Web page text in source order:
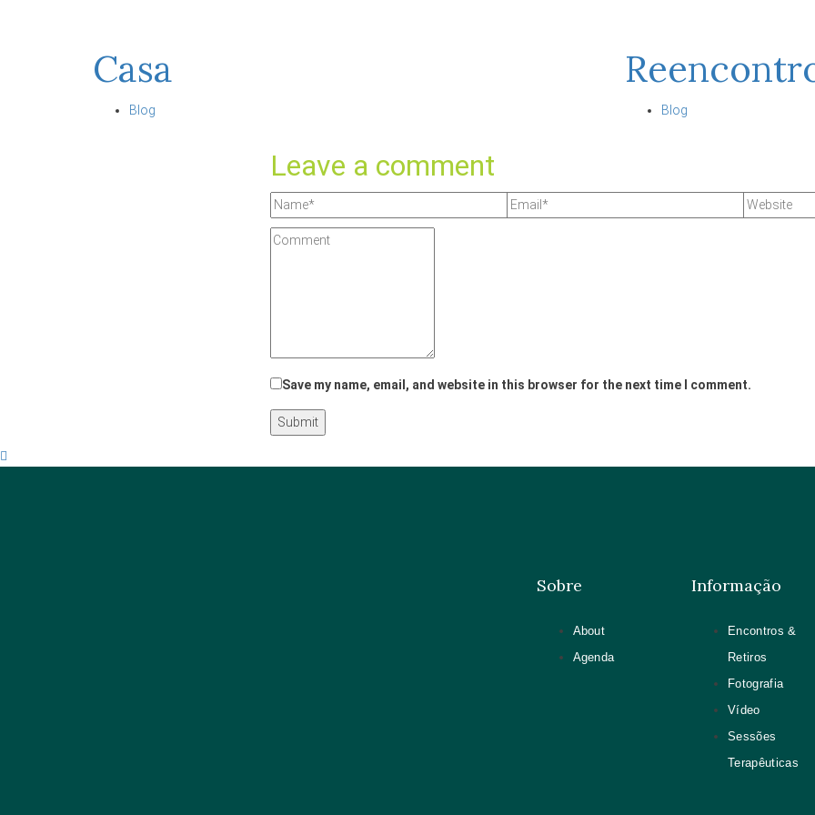
Casa
Blog Blog
Leave a comment
Save my name, email, and website in this browser for the next time I comment.
Sobre
About
Agenda
Informação
Encontros &
Retiros
Fotografia
Vídeo
Sessões
Terapêuticas